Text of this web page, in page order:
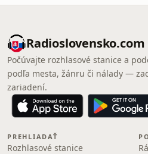
Radioslovensko.com
Počúvajte rozhlasové stanice a
podľa mesta, žánru či nálady —
zariadení.
PREHLIADAŤ
Rozhlasové stanice